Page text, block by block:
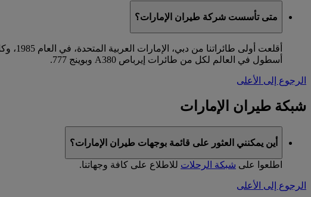
متى تأسست شركة طيران الإمارات؟
أسطول في العالم لكل من طائرات إيرباص A380 وبوينج 777.
الرجوع إلى الأعلى
شبكة طيران الإمارات
أين يمكنني العثور على قائمة بوجهات طيران الإمارات؟
اطلعوا على شبكة الرحلات للاطلاع على كافة وجهاتنا.
الرجوع إلى الأعلى